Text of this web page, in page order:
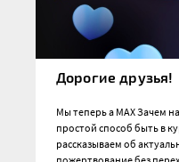
Дорогие друзья!
Мы теперь а MAX Зачем
простой способ быть в
рассказываем об